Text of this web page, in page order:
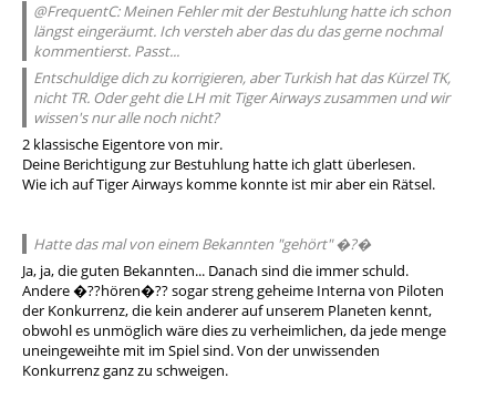
@FrequentC: Meinen Fehler mit der Bestuhlung hatte ich schon
längst eingeräumt. Ich versteh aber das du das gerne nochmal
kommentierst. Passt...
Entschuldige dich zu korrigieren, aber Turkish hat das Kürzel TK,
nicht TR. Oder geht die LH mit Tiger Airways zusammen und wir
wissen's nur alle noch nicht?
2 klassische Eigentore von mir.
Deine Berichtigung zur Bestuhlung hatte ich glatt überlesen.
Wie ich auf Tiger Airways komme konnte ist mir aber ein Rätsel.
Hatte das mal von einem Bekannten "gehört" �?�
Ja, ja, die guten Bekannten... Danach sind die immer schuld.
Andere �??hören�?? sogar streng geheime Interna von Piloten
der Konkurrenz, die kein anderer auf unserem Planeten kennt,
obwohl es unmöglich wäre dies zu verheimlichen, da jede menge
uneingeweihte mit im Spiel sind. Von der unwissenden
Konkurrenz ganz zu schweigen.